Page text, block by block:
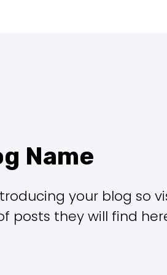
Name
your blog so
posts they will find